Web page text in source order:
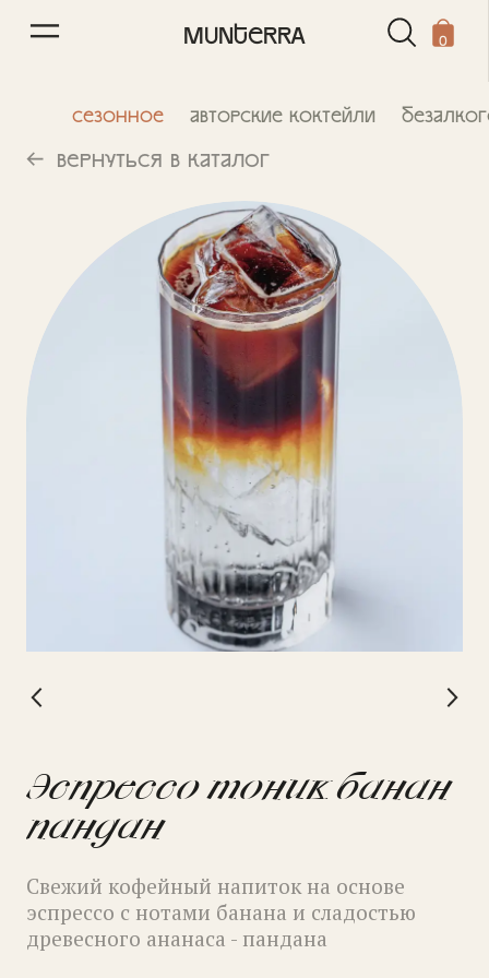
Сезонное Авторские коктейли
MUNTERRA 0
Эспрессо тоник банан
пандан
Свежий кофейный напиток на основе
эспрессо с нотами банана и сладостью
древесного ананаса - пандана
Вернуться в каталог
Матча тоник юдзу-
лемонграсс
Освежающий напиток на основе шота
матчи с классическим тоником и
натурального лемонграсса и юдзу
0/